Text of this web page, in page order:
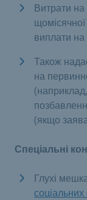
Витрати на
виплати
Також
на
(якщо
Спеціальні
Глухі